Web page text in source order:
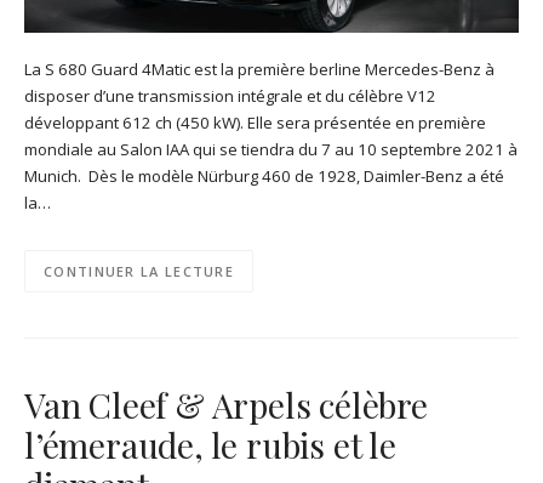
La S 680 Guard 4Matic est la première berline Mercedes-Benz à
disposer d’une transmission intégrale et du célèbre V12
développant 612 ch (450 kW). Elle sera présentée en première
mondiale au Salon IAA qui se tiendra du 7 au 10 septembre 2021 à
Munich. Dès le modèle Nürburg 460 de 1928, Daimler-Benz a été
la…
CONTINUER LA LECTURE
Van Cleef & Arpels célèbre
l’émeraude, le rubis et le